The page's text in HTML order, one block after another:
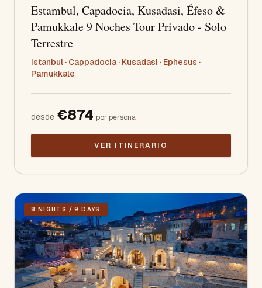
Estambul, Capadocia, Kusadasi, Éfeso &
Pamukkale 9 Noches Tour Privado - Solo
Terrestre
Istanbul · Cappadocia · Kusadasi · Ephesus ·
Pamukkale
desde €874 por persona
VER ITINERARIO
8 NIGHTS / 9 DAYS